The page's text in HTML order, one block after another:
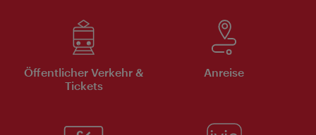
Öffentlicher Verkehr &
Tickets
Anreise